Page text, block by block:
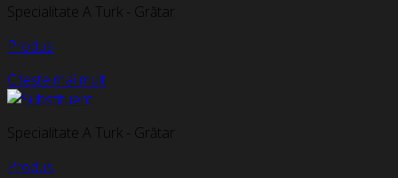
Specialitate A Turk - Grătar
Produs
Citește mai mult
Specialitate A Turk - Grătar
Produs